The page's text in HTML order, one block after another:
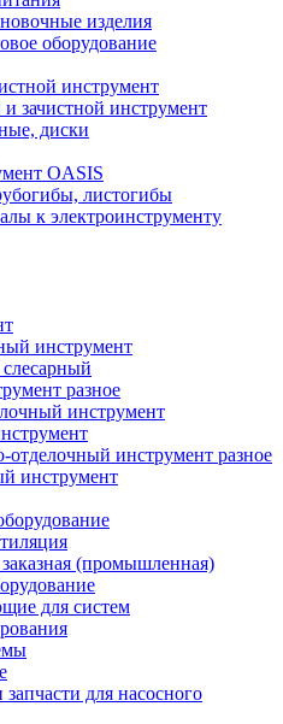
изделия
оборудование
инструмент
зачистной инструмент
диски
OASIS
листогибы
к электроинструменту
инструмент
разное
инструмент
отделочный инструмент разное
инструмент
(промышленная)
для систем
для насосного